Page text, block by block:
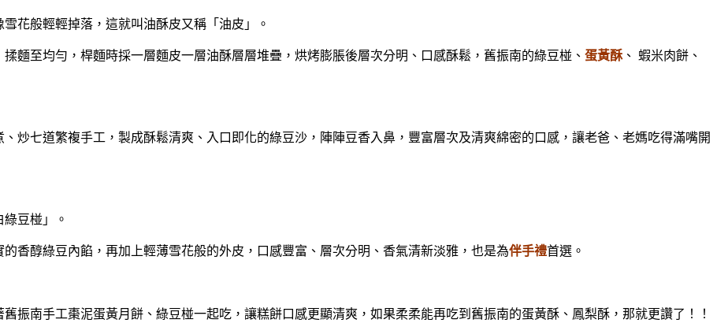
花般輕輕掉落，這就叫油酥皮又稱「油皮」。
至均勻，桿麵時採一層麵皮一層油酥層層堆疊，烘烤膨脹後層次分明、口感酥鬆，舊振南的綠豆椪、 蛋黃酥、 蝦米肉餅、
七道繁複手工，製成酥鬆清爽、入口即化的綠豆沙，陣陣豆香入鼻，豐富層次及清爽綿密的口感，讓老爸、老媽吃得滿嘴開
豆椪」。
醇綠豆內餡，再加上輕薄雪花般的外皮，口感豐富、層次分明、香氣清新淡雅，也是為伴手禮首選。
南手工棗泥蛋黃月餅、綠豆椪一起吃，讓糕餅口感更顯清爽，如果柔柔能再吃到舊振南的蛋黃酥、鳳梨酥，那就更讚了！！